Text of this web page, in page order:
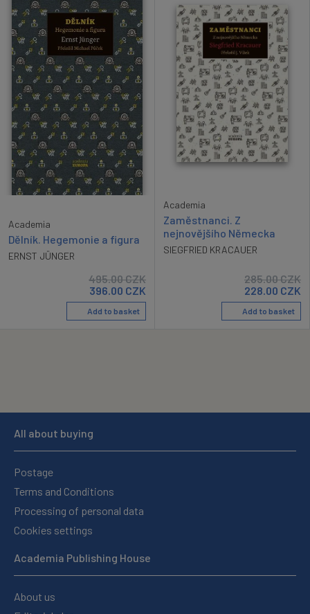
Academia
Dělník. Hegemonie a figura
ERNST JÜNGER
495.00CZK
396.00 CZK
Add to basket
Academia
Zaměstnanci. Z
nejnovějšího Německa
SIEGFRIED KRACAUER
285.00CZK
228.00 CZK
Add to basket
All about buying
Postage
Terms and Conditions
Processing of personal data
Cookies settings
Academia Publishing House
About us